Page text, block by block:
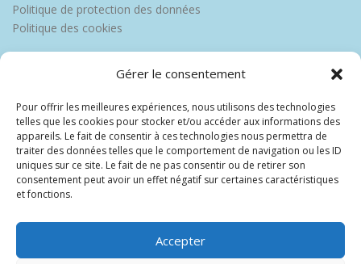
Gérer le consentement
Pour offrir les meilleures expériences, nous utilisons des technologies
telles que les cookies pour stocker et/ou accéder aux informations des
appareils. Le fait de consentir à ces technologies nous permettra de
traiter des données telles que le comportement de navigation ou les ID
uniques sur ce site. Le fait de ne pas consentir ou de retirer son
consentement peut avoir un effet négatif sur certaines caractéristiques
et fonctions.
Accepter
Politique de protection des données
Politique des cookies